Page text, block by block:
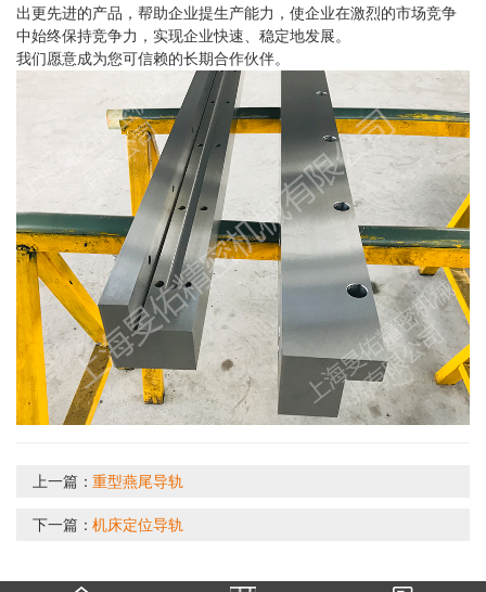
出更先进的产品，帮助企业提生产能力，使企业在激烈的市场竞争
中始终保持竞争力，实现企业快速、稳定地发展。
我们愿意成为您可信赖的长期合作伙伴。
上一篇：重型燕尾导轨
下一篇：机床定位导轨